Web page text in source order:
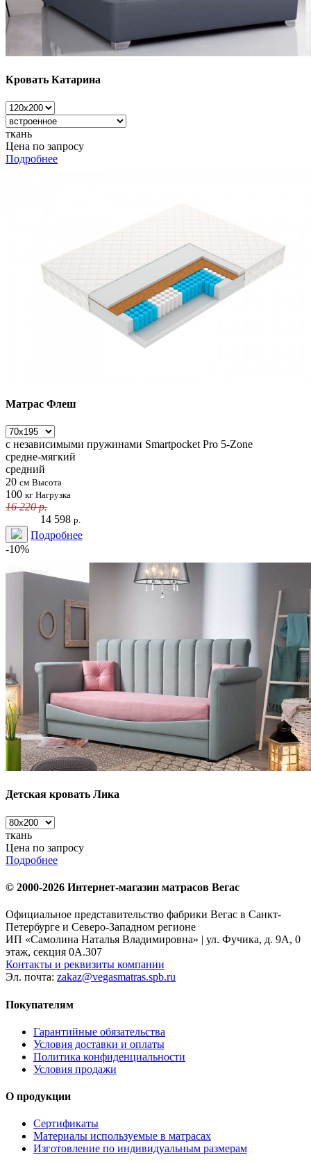
Кровать Катарина
ткань
Цена по запросу
Подробнее
Матрас Флеш
с независимыми пружинами Smartpocket Pro 5-Zone
средне-мягкий
средний
20 см Высота
100 кг Нагрузка
16 220р.
14 598 р.
Подробнее
-10%
Детская кровать Лика
ткань
Цена по запросу
Подробнее
© 2000-2026 Интернет-магазин матрасов Вегас
Официальное представительство фабрики Вегас в Санкт-
Петербурге и Северо-Западном регионе
ИП «Самолина Наталья Владимировна» | ул. Фучика, д. 9А, 0
этаж, секция 0А.307
Контакты и реквизиты компании
Эл. почта: zakaz@vegasmatras.spb.ru
Покупателям
Гарантийные обязательства
Условия доставки и оплаты
Политика конфиденциальности
Условия продажи
О продукции
Сертификаты
Материалы используемые в матрасах
Изготовление по индивидуальным размерам